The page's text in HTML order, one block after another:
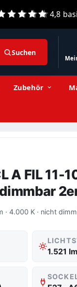
4,8
Suchen
Zubehör
A FIL 11-
· 4.000 K · nicht
1.521 lm
−
Stückzahl +